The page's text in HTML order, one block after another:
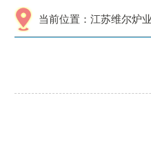
当前位置： 江苏维尔炉